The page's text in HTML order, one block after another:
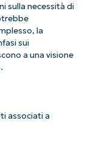
sulla necessità di
la
sui
a una visione
associati a